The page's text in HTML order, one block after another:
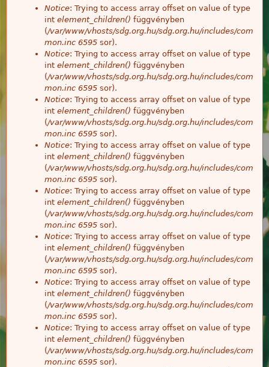
Notice: Trying to access array offset on value of type
int element_children() függvényben
(/var/www/vhosts/sdg.org.hu/sdg.org.hu/includes/com
mon.inc 6595 sor).
Notice: Trying to access array offset on value of type
int element_children() függvényben
(/var/www/vhosts/sdg.org.hu/sdg.org.hu/includes/com
mon.inc 6595 sor).
Notice: Trying to access array offset on value of type
int element_children() függvényben
(/var/www/vhosts/sdg.org.hu/sdg.org.hu/includes/com
mon.inc 6595 sor).
Notice: Trying to access array offset on value of type
int element_children() függvényben
(/var/www/vhosts/sdg.org.hu/sdg.org.hu/includes/com
mon.inc 6595 sor).
Notice: Trying to access array offset on value of type
int element_children() függvényben
(/var/www/vhosts/sdg.org.hu/sdg.org.hu/includes/com
mon.inc 6595 sor).
Notice: Trying to access array offset on value of type
int element_children() függvényben
(/var/www/vhosts/sdg.org.hu/sdg.org.hu/includes/com
mon.inc 6595 sor).
Notice: Trying to access array offset on value of type
int element_children() függvényben
(/var/www/vhosts/sdg.org.hu/sdg.org.hu/includes/com
mon.inc 6595 sor).
Notice: Trying to access array offset on value of type
int element_children() függvényben
(/var/www/vhosts/sdg.org.hu/sdg.org.hu/includes/com
mon.inc 6595 sor).